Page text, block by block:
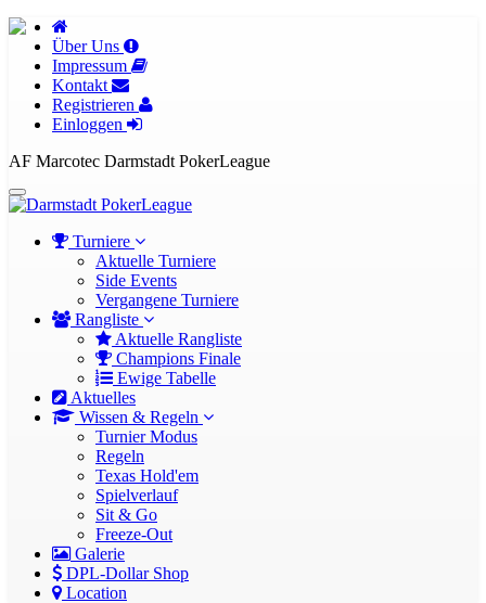
Über Uns
Impressum
Kontakt
Registrieren
Einloggen
AF Marcotec Darmstadt PokerLeague
Turniere
Aktuelle Turniere
Side Events
Vergangene Turniere
Rangliste
Aktuelle Rangliste
Champions Finale
Ewige Tabelle
Aktuelles
Wissen & Regeln
Turnier Modus
Regeln
Texas Hold'em
Spielverlauf
Sit & Go
Freeze-Out
Galerie
DPL-Dollar Shop
Location